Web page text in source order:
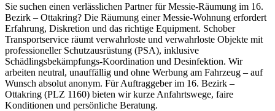
Sie suchen einen verlässlichen Partner für Messie-Räumung im 16.
Bezirk – Ottakring? Die Räumung einer Messie-Wohnung erfordert
Erfahrung, Diskretion und das richtige Equipment. Schober
Transportservice räumt verwahrloste und verwahrloste Objekte mit
professioneller Schutzausrüstung (PSA), inklusive
Schädlingsbekämpfungs-Koordination und Desinfektion. Wir
arbeiten neutral, unauffällig und ohne Werbung am Fahrzeug – auf
Wunsch absolut anonym. Für Auftraggeber im 16. Bezirk –
Ottakring (PLZ 1160) bieten wir kurze Anfahrtswege, faire
Konditionen und persönliche Beratung.